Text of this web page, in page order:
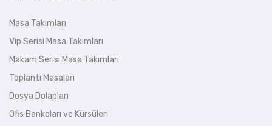
Masa Takımları
Vip Serisi Masa Takımları
Makam Serisi Masa Takımları
Toplantı Masaları
Dosya Dolapları
Ofis Bankoları ve Kürsüleri